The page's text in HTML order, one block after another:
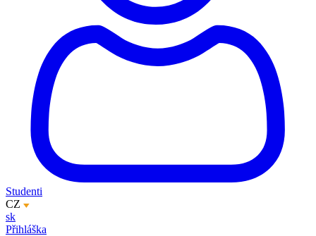
Studenti
CZ
sk
Přihláška